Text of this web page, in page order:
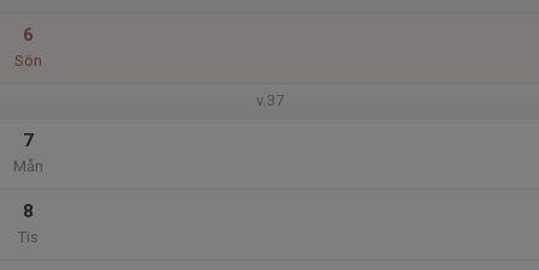
6
Sön
v.37
7
Mån
8
Tis